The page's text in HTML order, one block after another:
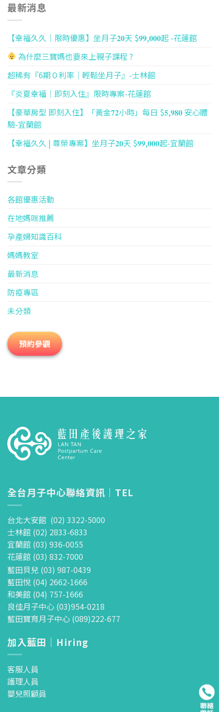
最新消息
【幸福久久｜限時優惠】坐月子𝟐𝟎天 $𝟗𝟗,𝟎𝟎𝟎起 -花蓮館
為什麼三寶媽也要來上親子課程 ?
超稀有『6期０利率｜輕鬆坐月子』-士林館
『炎夏幸福｜即刻入住』限時專案-花蓮館
【豪華房型 即刻入住】「黃金𝟕𝟐小時」每日 $𝟓,𝟗𝟖𝟎 安心體
驗-宜蘭館
【幸福久久 | 尊榮專案】坐月子𝟐𝟎天 $𝟗𝟗,𝟎𝟎𝟎起-宜蘭館
文章分類
各館優惠活動
在地媽咪推薦
孕產婦知識百科
媽媽教室
最新消息
防疫專區
未分類
預約參觀
全台月子中心聯絡資訊｜TEL
台北大安館 (02) 3322-5000
士林館 (02) 2833-6833
宜蘭館 (03) 936-0055
花蓮館 (03) 832-7000
藍田貝兒 (03) 987-0439
藍田悅 (04) 2662-1666
和美館 (04) 757-1666
良佳月子中心 (03)954-0218
藍田寶育月子中心 (089)222-677
加入藍田｜Hiring
客服人員
護理人員
嬰兒照顧員